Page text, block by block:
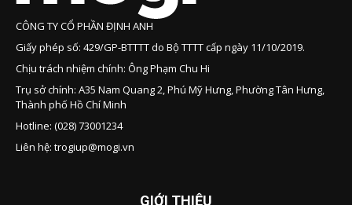
CÔNG TY CỔ PHẦN ĐỊNH ANH
Giấy phép số: 429/GP-BTTTT do Bộ TTTT cấp ngày 11/10/2019.
Chịu trách nhiệm chính: Ông Phạm Chu Hi
Trụ sở chính: A35 Nam Quang 2, Phú Mỹ Hưng, Phường Tân Hưng,
Thành phố Hồ Chí Minh
Hotline: (028) 73001234
Liên hệ: trogiup@mogi.vn
GIỚI THIỆU